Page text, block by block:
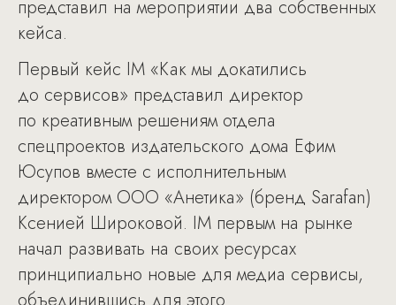
представил на мероприятии два собственных
кейса.
Первый кейс IM «Как мы докатились
до сервисов» представил директор
по креативным решениям отдела
спецпроектов издательского дома Ефим
Юсупов вместе с исполнительным
директором ООО «Анетика» (бренд Sarafan)
Ксенией Широковой. IM первым на рынке
начал развивать на своих ресурсах
принципиально новые для медиа сервисы,